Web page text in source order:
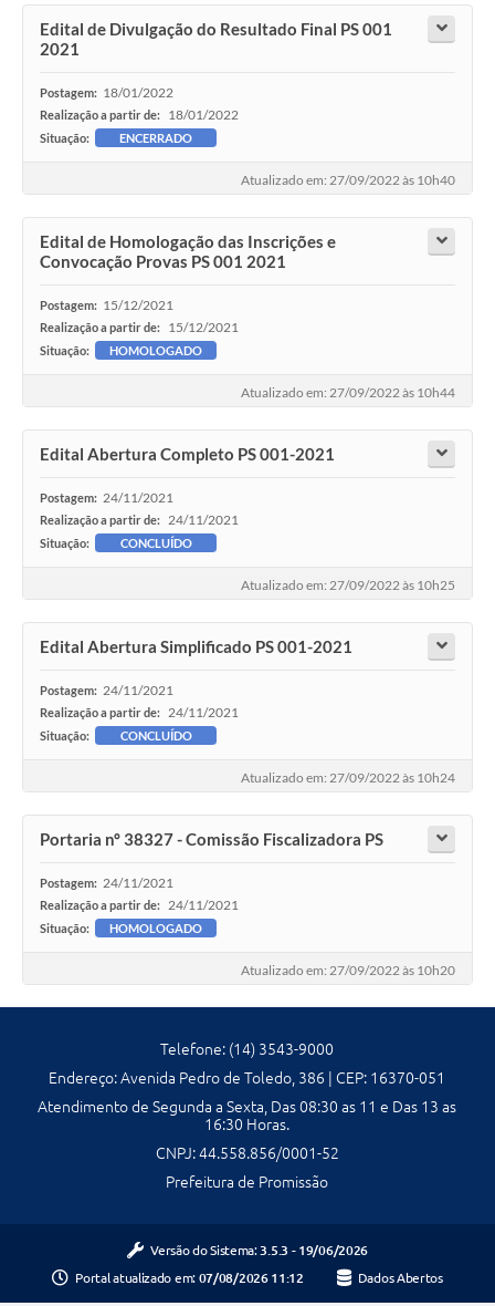
Tributos
Diário Oficial
Coleta Seletiva
Galeria de Fotos
Contas Públicas
Legislação
Telefones Úteis
Transparência
Edital de Divulgação do Resultado Final PS 001
2021
Postagem: 18/01/2022
Realização a partir de: 18/01/2022
Situação: ENCERRADO
Atualizado em: 27/09/2022 às 10h40
Edital de Homologação das Inscrições e
Convocação Provas PS 001 2021
Postagem: 15/12/2021
Realização a partir de: 15/12/2021
Situação: HOMOLOGADO
Atualizado em: 27/09/2022 às 10h44
Edital Abertura Completo PS 001-2021
Postagem: 24/11/2021
Realização a partir de: 24/11/2021
Situação: CONCLUÍDO
Atualizado em: 27/09/2022 às 10h25
Edital Abertura Simplificado PS 001-2021
Postagem: 24/11/2021
Realização a partir de: 24/11/2021
Situação: CONCLUÍDO
Atualizado em: 27/09/2022 às 10h24
Portaria nº 38327 - Comissão Fiscalizadora PS
Postagem: 24/11/2021
Realização a partir de: 24/11/2021
Situação: HOMOLOGADO
Atualizado em: 27/09/2022 às 10h20
Telefone: (14) 3543-9000
Endereço: Avenida Pedro de Toledo, 386 | CEP: 16370-051
Atendimento de Segunda a Sexta, Das 08:30 as 11 e Das 13 as
16:30 Horas.
CNPJ: 44.558.856/0001-52
Prefeitura de Promissão
Versão do Sistema: 3.5.3 - 19/06/2026
Portal atualizado em: 07/08/2026 11:12 Dados Abertos